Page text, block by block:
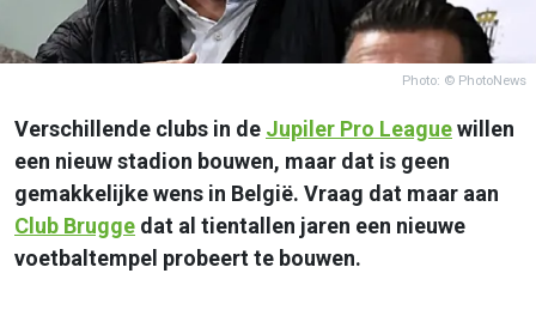
Photo: © PhotoNews
Verschillende clubs in de Jupiler Pro Leaguewillen
een nieuw stadion bouwen, maar dat is geen
gemakkelijke wens in België. Vraag dat maar aan
Club Brugge dat al tientallen jaren een nieuwe
voetbaltempel probeert te bouwen.